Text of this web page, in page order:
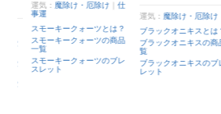
運気：魔除け・厄除け｜仕
事運
スモーキークォーツとは？
スモーキークォーツの商品
一覧
スモーキークォーツのブレ
スレット
運気：魔除け・厄除け
ブラックオニキスとは？
ブラックオニキスの商品一
ブラックオニキスのブレス
レット